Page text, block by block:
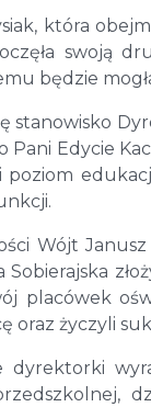
która
swoją
będzie
stanowisko
Pani Edycie
poziom
Wójt
Sobierajska
placówek
oraz życzyli
dyrektorki